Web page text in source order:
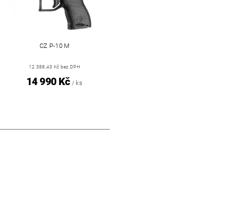
CZ P-10 M
12 388,43 Kč bez DPH
14 990 Kč / ks